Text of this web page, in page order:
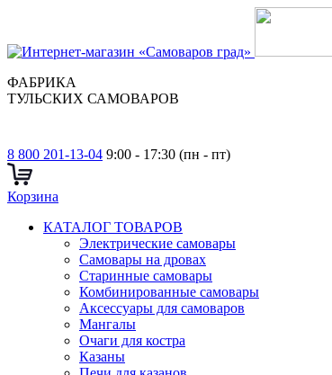
ФАБРИКА
ТУЛЬСКИХ САМОВАРОВ
8 800 201-13-04 9:00 - 17:30 (пн - пт)
Корзина
КАТАЛОГ ТОВАРОВ
Электрические самовары
Cамовары на дровах
Старинные самовары
Комбинированные самовары
Аксессуары для самоваров
Мангалы
Очаги для костра
Казаны